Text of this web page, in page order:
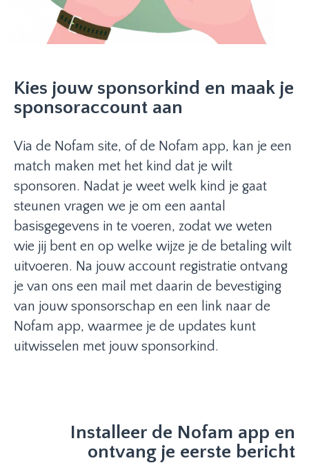
Kies jouw sponsorkind en maak je
sponsoraccount aan
Via de Nofam site, of de Nofam app, kan je een
match maken met het kind dat je wilt
sponsoren. Nadat je weet welk kind je gaat
steunen vragen we je om een aantal
basisgegevens in te voeren, zodat we weten
wie jij bent en op welke wijze je de betaling wilt
uitvoeren. Na jouw account registratie ontvang
je van ons een mail met daarin de bevestiging
van jouw sponsorschap en een link naar de
Nofam app, waarmee je de updates kunt
uitwisselen met jouw sponsorkind.
Installeer de Nofam app en
ontvang je eerste bericht